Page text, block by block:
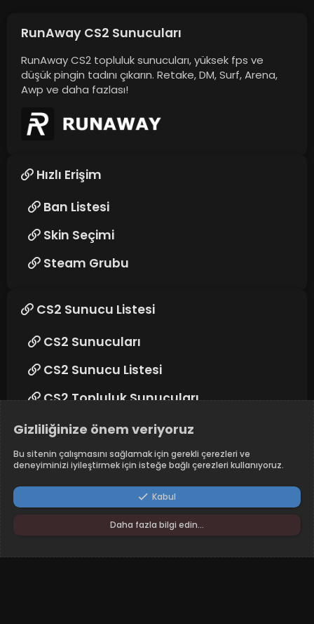
RunAway CS2 Sunucuları
RunAway CS2 topluluk sunucuları, yüksek fps ve
düşük pingin tadını çıkarın. Retake, DM, Surf, Arena,
Awp ve daha fazlası!
Hızlı Erişim
Ban Listesi
Skin Seçimi
Steam Grubu
CS2 Sunucu Listesi
CS2 Sunucuları
CS2 Sunucu Listesi
CS2 Topluluk Sunucuları
Türkçe (TR)
Şartlar ve kurallar
Gizliliğinize önem veriyoruz
Bu sitenin çalışmasını sağlamak için gerekli çerezleri ve
deneyiminizi iyileştirmek için isteğe bağlı çerezleri kullanıyoruz.
Kabul
Daha fazla bilgi edin…